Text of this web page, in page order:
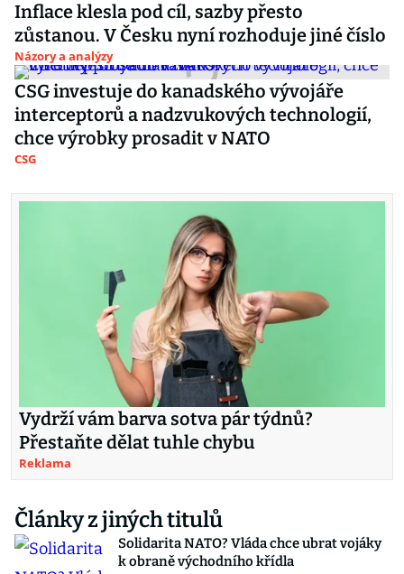
Inflace klesla pod cíl, sazby přesto
zůstanou. V Česku nyní rozhoduje jiné číslo
Názory a analýzy
CSG investuje do kanadského vývojáře
interceptorů a nadzvukových technologií,
chce výrobky prosadit v NATO
CSG
Vydrží vám barva sotva pár týdnů?
Přestaňte dělat tuhle chybu
Reklama
Články z jiných titulů
Solidarita NATO? Vláda chce ubrat vojáky
k obraně východního křídla